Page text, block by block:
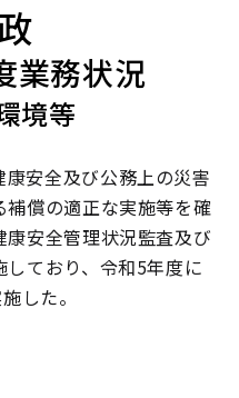
務状況
境等
安全及び公務上の災害
償の適正な実施等を確
安全管理状況監査及び
ており、令和5年度に
した。